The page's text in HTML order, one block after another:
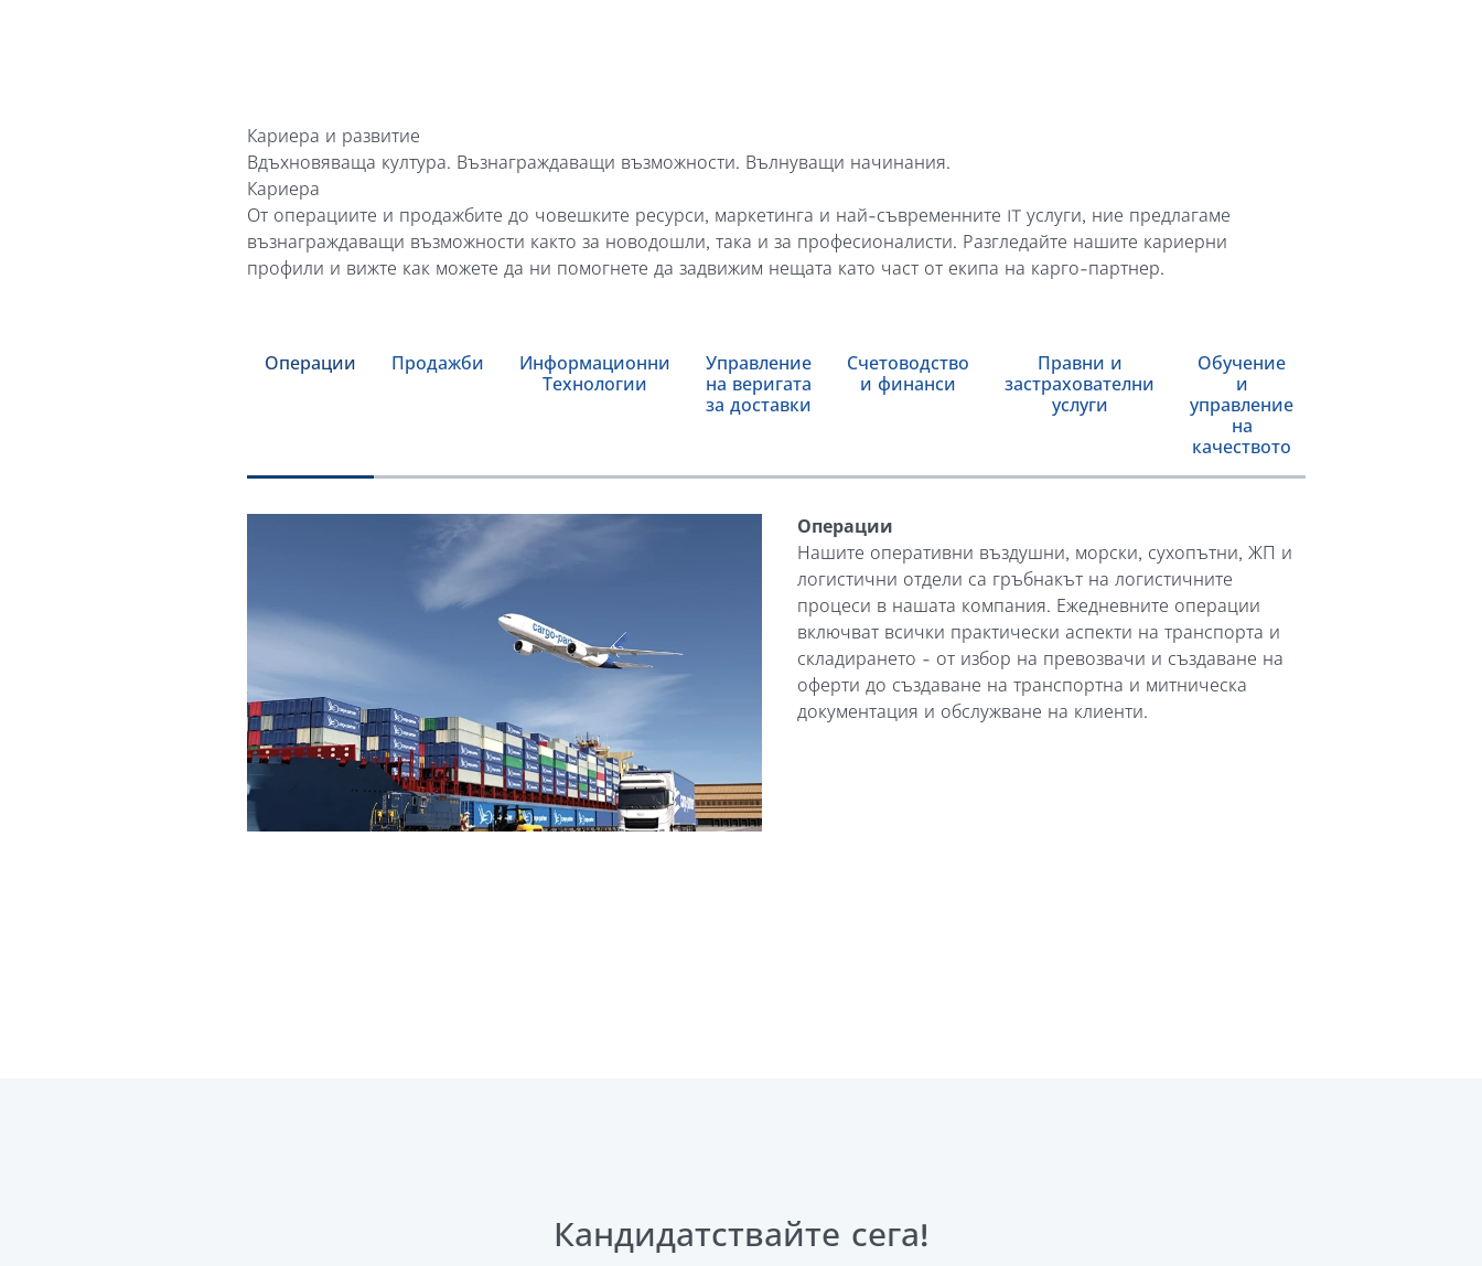
Serbian
Simplified Chinese
Slovakian
Traditional Chinese
Кариера и развитие
Вдъхновяваща култура. Възнаграждаващи възможности. Вълнуващи начинания.
Кариера
От операциите и продажбите до човешките ресурси, маркетинга и най-съвременните IT услуги, ние предлагаме
възнаграждаващи възможности както за новодошли, така и за професионалисти. Разгледайте нашите кариерни
профили и вижте как можете да ни помогнете да задвижим нещата като част от екипа на карго-партнер.
Операции
Операции
Нашите оперативни въздушни, морски, сухопътни, ЖП и
логистични отдели са гръбнакът на логистичните
процеси в нашата компания. Ежедневните операции
включват всички практически аспекти на транспорта и
складирането - от избор на превозвачи и създаване на
оферти до създаване на транспортна и митническа
документация и обслужване на клиенти.
Продажби
Информационни
Технологии
Управление
на веригата
за доставки
Счетоводство
и финанси
Правни и
застрахователни
услуги
Обучение
и
управление
на
качеството
Кандидатствайте сега!